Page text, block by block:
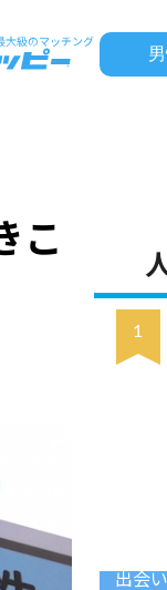
こ
出会い